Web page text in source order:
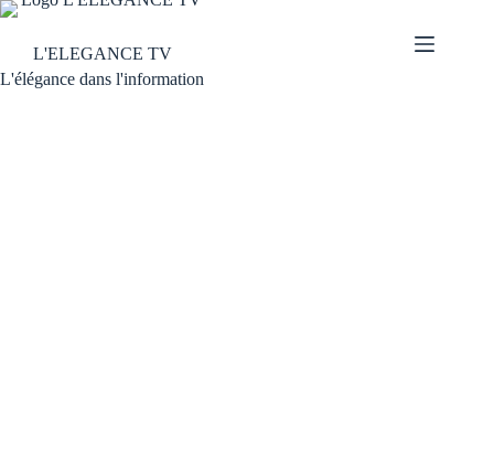
L'ELEGANCE TV
L'élégance dans l'information